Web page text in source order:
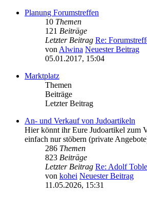
Planung Forumstreffen
10 Themen
121 Beiträge
Letzter Beitrag Re:
von Alwina Neuester Beitrag
05.01.2017, 15:04
Marktplatz
Themen
Beiträge
Letzter Beitrag
An- und Verkauf von Judoartikeln
Hier könnt ihr Eure Judoartikel zum
einfach nur stöbern (private
286 Themen
823 Beiträge
Letzter Beitrag Re: Adolf
von kohei Neuester Beitrag
11.05.2026, 15:31